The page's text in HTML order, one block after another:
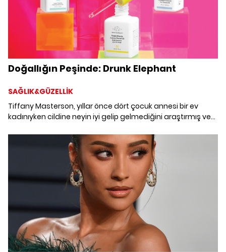
Doğallığın Peşinde: Drunk Elephant
SAĞLIK&GÜZELLİK
Tiffany Masterson, yıllar önce dört çocuk annesi bir ev
kadınıyken cildine neyin iyi gelip gelmediğini araştırmış ve
marka kurmaya karar vermiş. Şimdilerde doğal içeriğiyle
tüm dünyadan kozmetik tutkunlarının yakın takibinde olan
Drunk Elephant'ı yaratıcısından dinledik.